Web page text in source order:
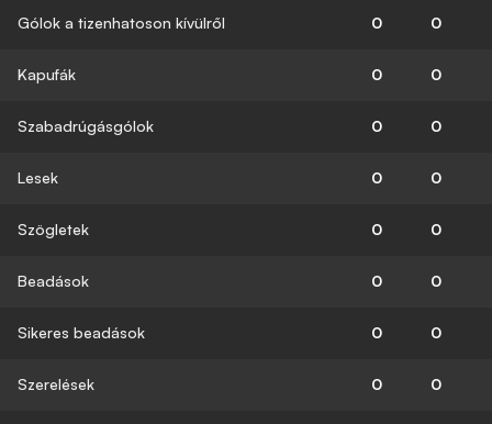
Gólok a tizenhatoson kívülről 0 0
Kapufák 0 0
Szabadrúgásgólok 0 0
Lesek 0 0
Szögletek 0 0
Beadások 0 0
Sikeres beadások 0 0
Szerelések 0 0